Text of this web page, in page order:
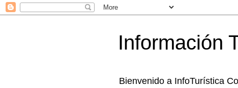
Información
Bienvenido a InfoTurística